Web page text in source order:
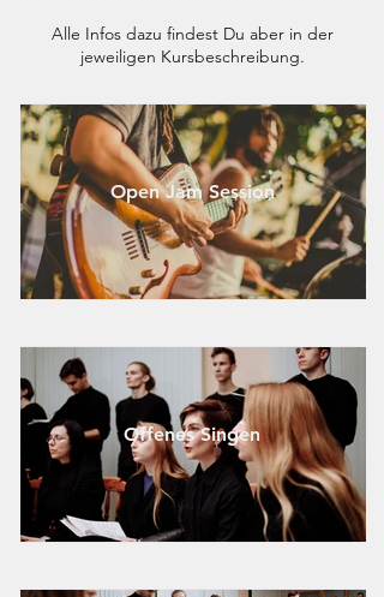
Alle Infos dazu findest Du aber in der
jeweiligen Kursbeschreibung.
Open Jam Session
Offenes Singen